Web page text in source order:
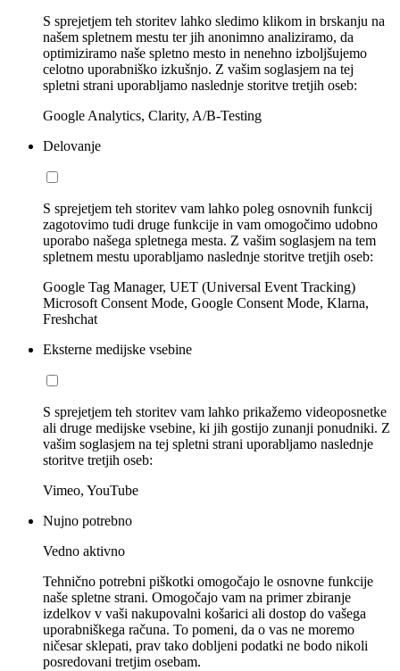
S sprejetjem teh storitev lahko sledimo klikom in brskanju na
našem spletnem mestu ter jih anonimno analiziramo, da
optimiziramo naše spletno mesto in nenehno izboljšujemo
celotno uporabniško izkušnjo. Z vašim soglasjem na tej
spletni strani uporabljamo naslednje storitve tretjih oseb:
Google Analytics, Clarity, A/B-Testing
Delovanje
S sprejetjem teh storitev vam lahko poleg osnovnih funkcij
zagotovimo tudi druge funkcije in vam omogočimo udobno
uporabo našega spletnega mesta. Z vašim soglasjem na tem
spletnem mestu uporabljamo naslednje storitve tretjih oseb:
Google Tag Manager, UET (Universal Event Tracking)
Microsoft Consent Mode, Google Consent Mode, Klarna,
Freshchat
Eksterne medijske vsebine
S sprejetjem teh storitev vam lahko prikažemo videoposnetke
ali druge medijske vsebine, ki jih gostijo zunanji ponudniki. Z
vašim soglasjem na tej spletni strani uporabljamo naslednje
storitve tretjih oseb:
Vimeo, YouTube
Nujno potrebno
Vedno aktivno
Tehnično potrebni piškotki omogočajo le osnovne funkcije
naše spletne strani. Omogočajo vam na primer zbiranje
izdelkov v vaši nakupovalni košarici ali dostop do vašega
uporabniškega računa. To pomeni, da o vas ne moremo
ničesar sklepati, prav tako dobljeni podatki ne bodo nikoli
posredovani tretjim osebam.